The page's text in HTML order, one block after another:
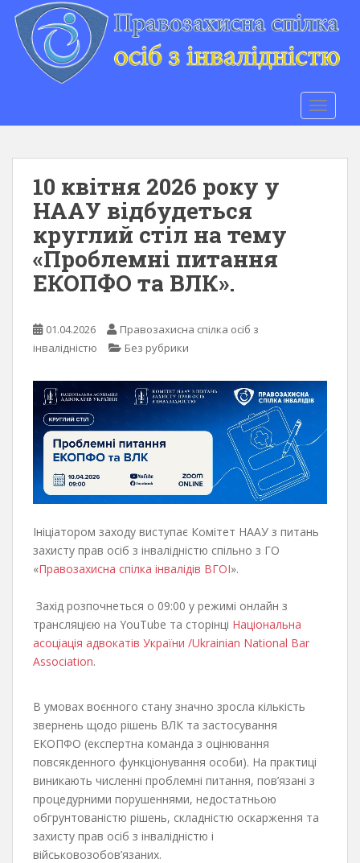
10 квітня 2026 року у
НААУ відбудеться
круглий стіл на тему
«Проблемні питання
ЕКОПФО та ВЛК».
01.04.2026
Правозахисна спілка осіб з
інвалідністю
Без рубрики
Ініціатором заходу виступає Комітет НААУ з питань
захисту прав осіб з інвалідністю спільно з ГО
«Правозахисна спілка інвалідів ВГОІ».
Захід розпочнеться о 09:00 у режимі онлайн з
трансляцією на YouTube та сторінці Національна
асоціація адвокатів України /Ukrainian National Bar
Association.
В умовах воєнного стану значно зросла кількість
звернень щодо рішень ВЛК та застосування
ЕКОПФО (експертна команда з оцінювання
повсякденного функціонування особи). На практиці
виникають численні проблемні питання, пов’язані з
процедурними порушеннями, недостатньою
обгрунтованістю рішень, складністю оскарження та
захисту прав осіб з інвалідністю і
військовозобов’язаних.